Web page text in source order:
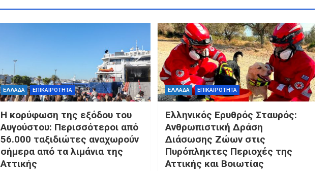
ΕΛΛΑΔΑ ΕΠΙΚΑΙΡΟΤΗΤΑ
Η κορύφωση της εξόδου του
Αυγούστου: Περισσότεροι από
56.000 ταξιδιώτες αναχωρούν
σήμερα από τα λιμάνια της
Αττικής
ΕΛΛΑΔΑ ΕΠΙΚΑΙΡΟΤΗΤΑ
Ελληνικός Ερυθρός Σταυρός:
Ανθρωπιστική Δράση
Διάσωσης Ζώων στις
Πυρόπληκτες Περιοχές της
Αττικής και Βοιωτίας